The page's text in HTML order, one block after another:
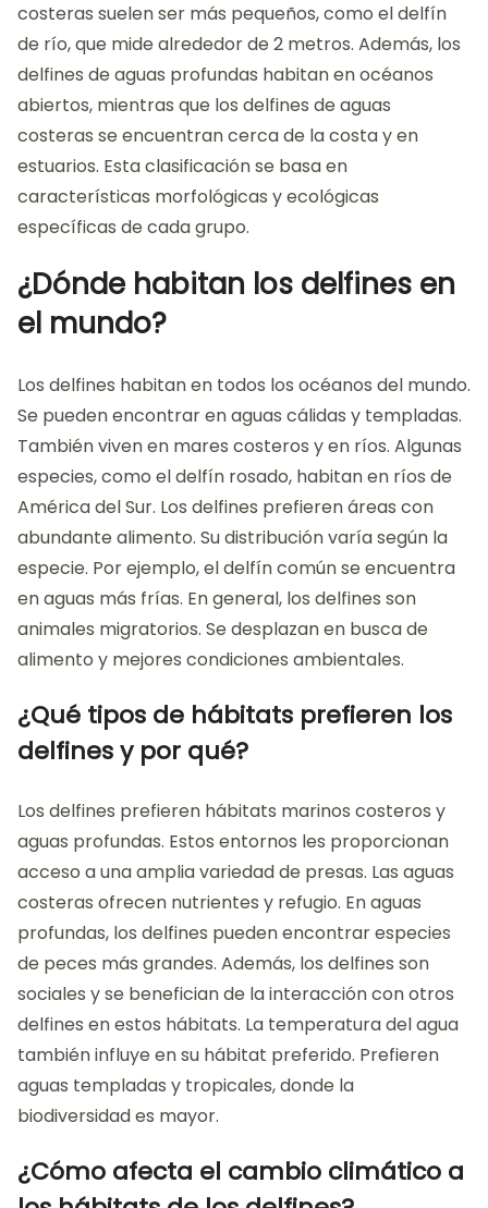
costeras suelen ser más pequeños, como el delfín
de río, que mide alrededor de 2 metros. Además, los
delfines de aguas profundas habitan en océanos
abiertos, mientras que los delfines de aguas
costeras se encuentran cerca de la costa y en
estuarios. Esta clasificación se basa en
características morfológicas y ecológicas
específicas de cada grupo.
¿Dónde habitan los delfines en
el mundo?
Los delfines habitan en todos los océanos del mundo.
Se pueden encontrar en aguas cálidas y templadas.
También viven en mares costeros y en ríos. Algunas
especies, como el delfín rosado, habitan en ríos de
América del Sur. Los delfines prefieren áreas con
abundante alimento. Su distribución varía según la
especie. Por ejemplo, el delfín común se encuentra
en aguas más frías. En general, los delfines son
animales migratorios. Se desplazan en busca de
alimento y mejores condiciones ambientales.
¿Qué tipos de hábitats prefieren los
delfines y por qué?
Los delfines prefieren hábitats marinos costeros y
aguas profundas. Estos entornos les proporcionan
acceso a una amplia variedad de presas. Las aguas
costeras ofrecen nutrientes y refugio. En aguas
profundas, los delfines pueden encontrar especies
de peces más grandes. Además, los delfines son
sociales y se benefician de la interacción con otros
delfines en estos hábitats. La temperatura del agua
también influye en su hábitat preferido. Prefieren
aguas templadas y tropicales, donde la
biodiversidad es mayor.
¿Cómo afecta el cambio climático a